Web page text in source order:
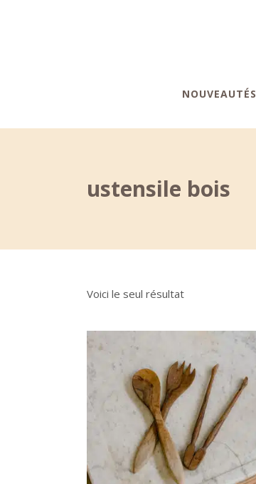
NOUVEAUTÉS
ustensile bois
Voici le seul résultat
AJOUTER AU PANIER